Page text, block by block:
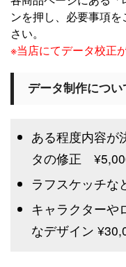
ンを押し、必要事項
さい。
※当店にてデータ校正
データ制作につい
ある程度内容が
タの修正
ラフスケッチな
キャラクターや
なデザイン